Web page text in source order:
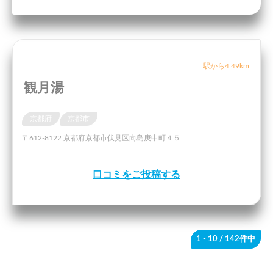
駅から4.49km
観月湯
京都府 京都市
〒612-8122 京都府京都市伏見区向島庚申町４５
口コミをご投稿する
1 - 10 / 142件中